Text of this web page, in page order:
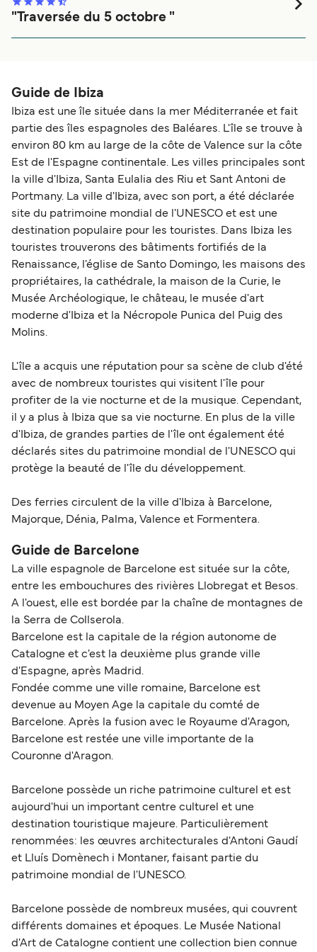
compliquée avec de nombreuses annonces et beaucoup
"Traversée du 5 octobre "
Guide de Ibiza
Ibiza est une île située dans la mer Méditerranée et fait
partie des îles espagnoles des Baléares. L'île se trouve à
environ 80 km au large de la côte de Valence sur la côte
Est de l'Espagne continentale. Les villes principales sont
la ville d'Ibiza, Santa Eulalia des Riu et Sant Antoni de
Portmany. La ville d'Ibiza, avec son port, a été déclarée
site du patrimoine mondial de l'UNESCO et est une
destination populaire pour les touristes. Dans Ibiza les
touristes trouverons des bâtiments fortifiés de la
Renaissance, l'église de Santo Domingo, les maisons des
propriétaires, la cathédrale, la maison de la Curie, le
Musée Archéologique, le château, le musée d'art
moderne d'Ibiza et la Nécropole Punica del Puig des
Molins.
L'île a acquis une réputation pour sa scène de club d'été
avec de nombreux touristes qui visitent l'île pour
profiter de la vie nocturne et de la musique. Cependant,
il y a plus à Ibiza que sa vie nocturne. En plus de la ville
d'Ibiza, de grandes parties de l'île ont également été
déclarés sites du patrimoine mondial de l'UNESCO qui
protège la beauté de l'île du développement.
Des ferries circulent de la ville d'Ibiza à Barcelone,
Majorque, Dénia, Palma, Valence et Formentera.
Guide de Barcelone
La ville espagnole de Barcelone est située sur la côte,
entre les embouchures des rivières Llobregat et Besos.
A l'ouest, elle est bordée par la chaîne de montagnes de
la Serra de Collserola.
Barcelone est la capitale de la région autonome de
Catalogne et c'est la deuxième plus grande ville
d'Espagne, après Madrid.
Fondée comme une ville romaine, Barcelone est
devenue au Moyen Age la capitale du comté de
Barcelone. Après la fusion avec le Royaume d'Aragon,
Barcelone est restée une ville importante de la
Couronne d'Aragon.
Barcelone possède un riche patrimoine culturel et est
aujourd'hui un important centre culturel et une
destination touristique majeure. Particulièrement
renommées: les œuvres architecturales d'Antoni Gaudí
et Lluís Domènech i Montaner, faisant partie du
patrimoine mondial de l'UNESCO.
Barcelone possède de nombreux musées, qui couvrent
différents domaines et époques. Le Musée National
d'Art de Catalogne contient une collection bien connue